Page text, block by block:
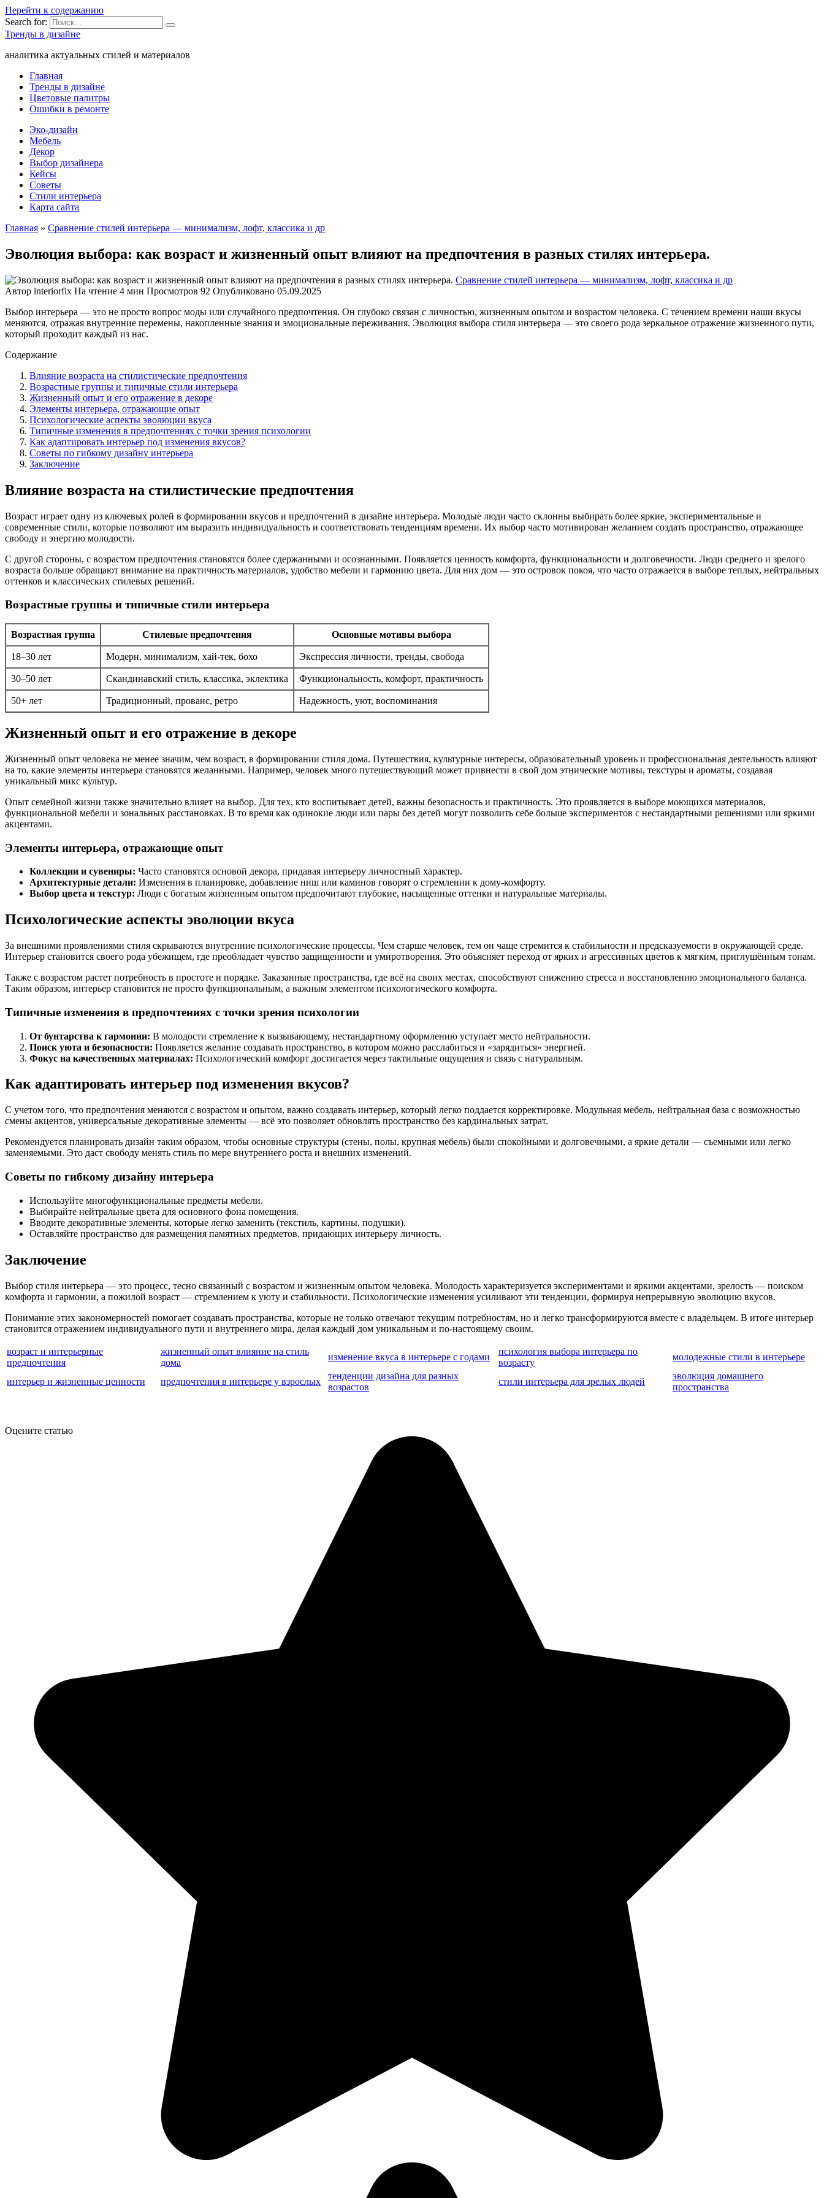
Перейти к содержанию
Search for:
Тренды в дизайне
аналитика актуальных стилей и материалов
Главная
Тренды в дизайне
Цветовые палитры
Ошибки в ремонте
Эко-дизайн
Мебель
Декор
Выбор дизайнера
Кейсы
Советы
Стили интерьера
Карта сайта
Главная » Сравнение стилей интерьера — минимализм, лофт, классика и др
Эволюция выбора: как возраст и жизненный опыт влияют на предпочтения в разных стилях интерьера.
Сравнение стилей интерьера — минимализм, лофт, классика и др
Автор interiorfix На чтение 4 мин Просмотров 92 Опубликовано 05.09.2025
Выбор интерьера — это не просто вопрос моды или случайного предпочтения. Он глубоко связан с личностью, жизненным опытом и возрастом человека. С течением времени наши вкусы
меняются, отражая внутренние перемены, накопленные знания и эмоциональные переживания. Эволюция выбора стиля интерьера — это своего рода зеркальное отражение жизненного пути,
который проходит каждый из нас.
Содержание
Влияние возраста на стилистические предпочтения
Возрастные группы и типичные стили интерьера
Жизненный опыт и его отражение в декоре
Элементы интерьера, отражающие опыт
Психологические аспекты эволюции вкуса
Типичные изменения в предпочтениях с точки зрения психологии
Как адаптировать интерьер под изменения вкусов?
Советы по гибкому дизайну интерьера
Заключение
Влияние возраста на стилистические предпочтения
Возраст играет одну из ключевых ролей в формировании вкусов и предпочтений в дизайне интерьера. Молодые люди часто склонны выбирать более яркие, экспериментальные и
современные стили, которые позволяют им выразить индивидуальность и соответствовать тенденциям времени. Их выбор часто мотивирован желанием создать пространство, отражающее
свободу и энергию молодости.
С другой стороны, с возрастом предпочтения становятся более сдержанными и осознанными. Появляется ценность комфорта, функциональности и долговечности. Люди среднего и зрелого
возраста больше обращают внимание на практичность материалов, удобство мебели и гармонию цвета. Для них дом — это островок покоя, что часто отражается в выборе теплых, нейтральных
оттенков и классических стилевых решений.
Возрастные группы и типичные стили интерьера
Возрастная группа Стилевые предпочтения Основные мотивы выбора
18–30 лет Модерн, минимализм, хай-тек, бохо Экспрессия личности, тренды, свобода
30–50 лет Скандинавский стиль, классика, эклектика Функциональность, комфорт, практичность
50+ лет Традиционный, прованс, ретро Надежность, уют, воспоминания
Жизненный опыт и его отражение в декоре
Жизненный опыт человека не менее значим, чем возраст, в формировании стиля дома. Путешествия, культурные интересы, образовательный уровень и профессиональная деятельность влияют
на то, какие элементы интерьера становятся желанными. Например, человек много путешествующий может привнести в свой дом этнические мотивы, текстуры и ароматы, создавая
уникальный микс культур.
Опыт семейной жизни также значительно влияет на выбор. Для тех, кто воспитывает детей, важны безопасность и практичность. Это проявляется в выборе моющихся материалов,
функциональной мебели и зональных расстановках. В то время как одинокие люди или пары без детей могут позволить себе больше экспериментов с нестандартными решениями или яркими
акцентами.
Элементы интерьера, отражающие опыт
Коллекции и сувениры: Часто становятся основой декора, придавая интерьеру личностный характер.
Архитектурные детали: Изменения в планировке, добавление ниш или каминов говорят о стремлении к дому-комфорту.
Выбор цвета и текстур: Люди с богатым жизненным опытом предпочитают глубокие, насыщенные оттенки и натуральные материалы.
Психологические аспекты эволюции вкуса
За внешними проявлениями стиля скрываются внутренние психологические процессы. Чем старше человек, тем он чаще стремится к стабильности и предсказуемости в окружающей среде.
Интерьер становится своего рода убежищем, где преобладает чувство защищенности и умиротворения. Это объясняет переход от ярких и агрессивных цветов к мягким, приглушённым тонам.
Также с возрастом растет потребность в простоте и порядке. Заказанные пространства, где всё на своих местах, способствуют снижению стресса и восстановлению эмоционального баланса.
Таким образом, интерьер становится не просто функциональным, а важным элементом психологического комфорта.
Типичные изменения в предпочтениях с точки зрения психологии
От бунтарства к гармонии: В молодости стремление к вызывающему, нестандартному оформлению уступает место нейтральности.
Поиск уюта и безопасности: Появляется желание создавать пространство, в котором можно расслабиться и «зарядиться» энергией.
Фокус на качественных материалах: Психологический комфорт достигается через тактильные ощущения и связь с натуральным.
Как адаптировать интерьер под изменения вкусов?
С учетом того, что предпочтения меняются с возрастом и опытом, важно создавать интерьер, который легко поддается корректировке. Модульная мебель, нейтральная база с возможностью
смены акцентов, универсальные декоративные элементы — всё это позволяет обновлять пространство без кардинальных затрат.
Рекомендуется планировать дизайн таким образом, чтобы основные структуры (стены, полы, крупная мебель) были спокойными и долговечными, а яркие детали — съемными или легко
заменяемыми. Это даст свободу менять стиль по мере внутреннего роста и внешних изменений.
Советы по гибкому дизайну интерьера
Используйте многофункциональные предметы мебели.
Выбирайте нейтральные цвета для основного фона помещения.
Вводите декоративные элементы, которые легко заменить (текстиль, картины, подушки).
Оставляйте пространство для размещения памятных предметов, придающих интерьеру личность.
Заключение
Выбор стиля интерьера — это процесс, тесно связанный с возрастом и жизненным опытом человека. Молодость характеризуется экспериментами и яркими акцентами, зрелость — поиском
комфорта и гармонии, а пожилой возраст — стремлением к уюту и стабильности. Психологические изменения усиливают эти тенденции, формируя непрерывную эволюцию вкусов.
Понимание этих закономерностей помогает создавать пространства, которые не только отвечают текущим потребностям, но и легко трансформируются вместе с владельцем. В итоге интерьер
становится отражением индивидуального пути и внутреннего мира, делая каждый дом уникальным и по-настоящему своим.
возраст и интерьерные
предпочтения
жизненный опыт влияние на стиль
дома
изменение вкуса в интерьере с годами
психология выбора интерьера по
возрасту
молодежные стили в интерьере
интерьер и жизненные ценности предпочтения в интерьере у взрослых
тенденции дизайна для разных
возрастов
стили интерьера для зрелых людей
эволюция домашнего
пространства
Оцените статью